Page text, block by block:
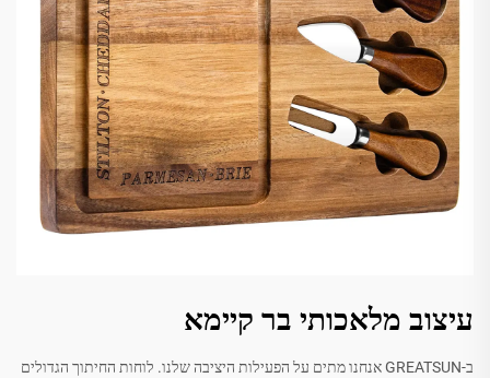
עיצוב מלאכותי בר קיימא
ב-GREATSUN אנחנו מתים על הפעילות היציבה שלנו. לוחות החיתוך הגדולים